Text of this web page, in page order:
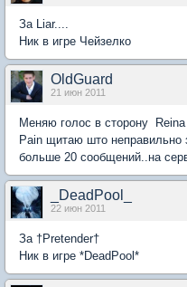
За Liar....
Ник в игре Чейзелко
OldGuard
21 июн 2011
Меняю голос в сторону Reina
Pain щитаю што неправильно
больше 20 сообщений..на
_DeadPool_
22 июн 2011
За †Pretender†
Ник в игре *DeadPool*